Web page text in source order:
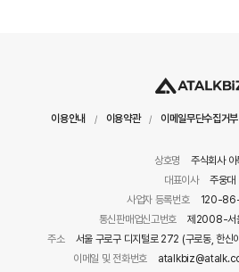
이용안내 / 이용약관 / 이메일무단수집거부
상호명
주식회사 아
대표이사
주웅대
사업자 등록번호
120-
통신판매업신고번호
제2008-서
주소
서울 구로구 디지털로 272 (구로동, 한
이메일 및 전화번호